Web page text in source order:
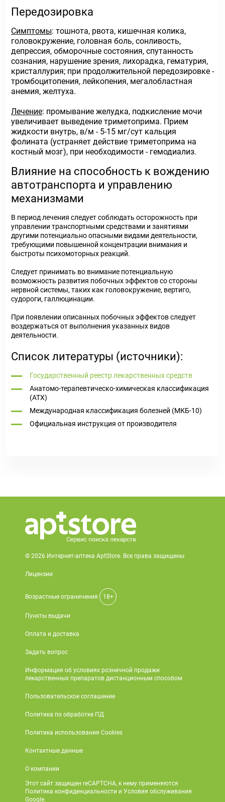
Передозировка
Симптомы: тошнота, рвота, кишечная колика,
головокружение, головная боль, сонливость,
депрессия, обморочные состояния, спутанность
сознания, нарушение зрения, лихорадка, гематурия,
кристаллурия; при продолжительной передозировке -
тромбоцитопения, лейкопения, мегалобластная
анемия, желтуха.
Лечение: промывание желудка, подкисление мочи
увеличивает выведение триметоприма. Прием
жидкости внутрь, в/м - 5-15 мг/сут кальция
фолината (устраняет действие триметоприма на
костный мозг), при необходимости - гемодиализ.
Влияние на способность к вождению
автотранспорта и управлению
механизмами
В период лечения следует соблюдать осторожность при
управлении транспортными средствами и занятиями
другими потенциально опасными видами деятельности,
требующими повышенной концентрации внимания и
быстроты психомоторных реакций.
Следует принимать во внимание потенциальную
возможность развития побочных эффектов со стороны
нервной системы, таких как головокружение, вертиго,
судороги, галлюцинации.
При появлении описанных побочных эффектов следует
воздержаться от выполнения указанных видов
деятельности.
Список литературы (источники):
Государственный реестр лекарственных средств
Анатомо-терапевтическо-химическая классификация
(ATX)
Международная классификация болезней (МКБ-10)
Официальная инструкция от производителя
© 2026 Интернет-аптека AptStore. Все права защищены
Лицензии
Возрастные ограничения 18+
Пункты выдачи
Оплата и доставка
Задать вопрос
Информация об условиях розничной продажи
лекарственных препаратов дистанционным способом
Пользовательское соглашение
Политика по обработке ПД
Политика использования Cookies
Контактные данные
О компании
Этот сайт защищен reCAPTCHA, к нему применяются
Политика конфиденциальности и Условия обслуживания
Google.